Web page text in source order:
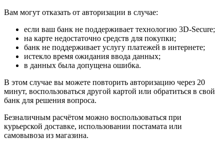
Вам могут отказать от авторизации в случае:
если ваш банк не поддерживает технологию 3D-Secure;
на карте недостаточно средств для покупки;
банк не поддерживает услугу платежей в интернете;
истекло время ожидания ввода данных;
в данных была допущена ошибка.
В этом случае вы можете повторить авторизацию через 20
минут, воспользоваться другой картой или обратиться в свой
банк для решения вопроса.
Безналичным расчётом можно воспользоваться при
курьерской доставке, использовании постамата или
самовывоза из магазина.